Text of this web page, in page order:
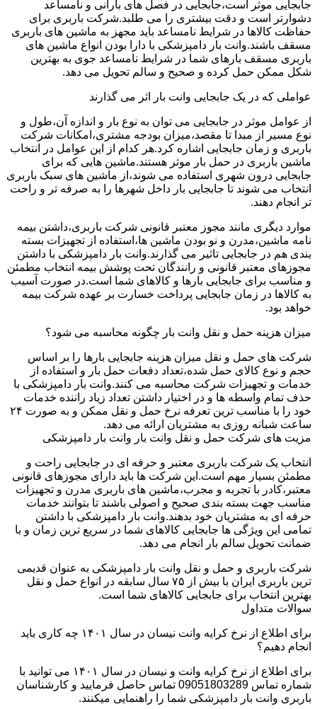
جابجایی موثر است،جابجایی در فصل های بارانی و نامساعد
دشوارتر است و دقت بیشتری را می طلبد.شرکت باربری برای
حفاظت کالاها در شرایط نامساعد باید مجهز به ماشین های باربری
مسقف باشند.وانت بار دامپزشکی با دارا بودن انواع ماشین های
باربری مسقف بارهای شما در شرایط نامساعد جوی به بهترین
شکل ممکن حمل کرده و صحیح و سالم تحویل می دهد.
عواملی که در یک جابجایی وانت بار اثر می گذارند
از عوامل موثر در جابجایی می توان به نوع بار و اندازه آن،طول و
نوع مسیر از مبدا تا مقصد،میزان بودجه مشتری،امکانات شرکت
باربری و زمان جابجایی اشاره کرد.هر کدام از این عوامل در انتخاب
ماشین باربری در حمل بار موثر هستند.ماشین هایی که برای
جابجایی درون شهری استفاده می شوند،از ماشین های سبک باربری
انتخاب می شوند تا جابجایی بار داخل شهرها را به صرفه تر و راحت
تر انجام دهند.
موارد دیگری مانند مجوز معتبر قانونی شرکت باربری،داشتن بیمه
نامه ماشین،مدرن و نو بودن ماشین ها،استفاده از تجهیزات بسته
بندی هم در جابجایی تاثیر می گذارند.وانت بار دامپزشکی با داشتن
مجوزهای معتبر قانونی و رانندگان تحت پوشش بیمه انتخاب مطمئن
و مناسب برای جابجایی بارها و کالاهای شما است.در صورت آسیب
به کالاها در زمان جابجایی پرداخت خسارت بر عهده شرکت بیمه
خواهد بود.
میزان هزینه حمل و نقل وانت بار چگونه محاسبه می شود؟
شرکت های حمل و نقل میزان هزینه جابجایی بارها را بر اساس
حجم و نوع کالای حمل شده،تعداد دفعات حمل بار و استفاده از
خدمات و تجهیزات شرکت محاسبه می کنند.وانت بار دامپزشکی با
حذف تمام واسطه ها و در اختیار داشتن تعداد زیاد راننده خدمات
خود را با مناسب ترین تعرفه نرخ حمل و نقل ممکن و به صورت ۲۴
ساعت شبانه روزی به مشتریان ارائه می دهد.
مزیت های شرکت حمل و نقل وانت بار وانت بار دامپزشکی
انتخاب یک شرکت باربری معتبر و حرفه ای در جابجایی راحت و
مطمئن بسیار مهم است.این شرکت ها باید دارای مجوزهای قانونی
معتبر،کادر با تجربه و مجرب،ماشین های باربری مدرن و تجهیزات
مناسب جهت بسته بندی صحیح و اصولی باشند تا بتوانند خدمات
حرفه ای به مشتریان خود بدهند.وانت بار دامپزشکی با داشتن
تمامی این ویژگی ها جابجایی کالاهای شما در سریع ترین زمان و با
ضمانت تحویل سالم بار انجام می دهد.
شرکت باربری و حمل و نقل وانت بار دامپزشکی به عنوان قدیمی
ترین باربری ایران با بیش از ۷۵ سال سابقه در انواع حمل و نقل
بهترین انتخاب برای جابجایی کالاهای شما است.
سوالات متداول
برای اطلاع از نرخ کرایه وانت نیسان در سال ۱۴۰۱ چه کاری باید
انجام دهیم؟
برای اطلاع از نرخ کرایه وانت و نیسان در سال ۱۴۰۱ می توانید با
شماره تماس 09051803289 تماس حاصل فرمایید و کارشناسان
باربری وانت بار دامپزشکی شما را راهنمایی میکنند.